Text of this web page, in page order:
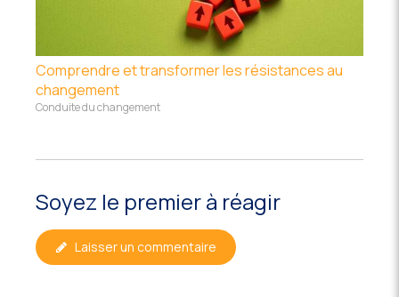
Comprendre et transformer les résistances au
changement
Conduite du changement
Soyez le premier à réagir
Laisser un commentaire